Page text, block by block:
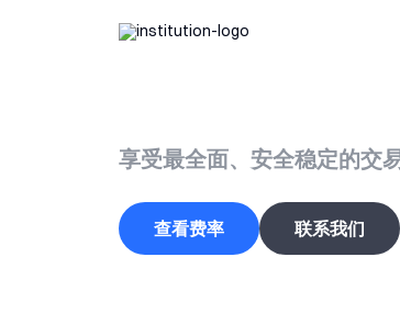
享受最全面、安全稳定的交
查看费率 联系我们